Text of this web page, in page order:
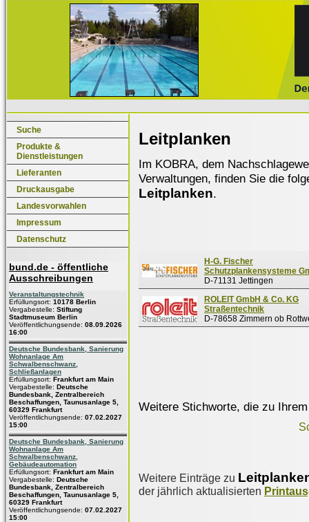
Suche
Produkte &
Dienstleistungen
Lieferanten
Druckausgabe
Landesvorwahlen
Impressum
Datenschutz
bund.de - öffentliche
Ausschreibungen
Veranstaltungstechnik
Erfüllungsort: 10178 Berlin
Vergabestelle: Stiftung
Stadtmuseum Berlin
Veröffentlichungsende: 08.09.2026
16:00
Deutsche Bundesbank, Sanierung
Wohnanlage Am
Schwalbenschwanz,
Schließanlagen
Erfüllungsort: Frankfurt am Main
Vergabestelle: Deutsche
Bundesbank, Zentralbereich
Beschaffungen, Taunusanlage 5,
60329 Frankfurt
Veröffentlichungsende: 07.02.2027
15:00
Deutsche Bundesbank, Sanierung
Wohnanlage Am
Schwalbenschwanz,
Gebäudeautomation
Erfüllungsort: Frankfurt am Main
Vergabestelle: Deutsche
Bundesbank, Zentralbereich
Beschaffungen, Taunusanlage 5,
60329 Frankfurt
Veröffentlichungsende: 07.02.2027
15:00
Leitplanken
Im KOBRA, dem
Verwaltungen, finden Sie die
Leitplanken.
H-G. Fischer
Schutzplankensysteme
D-71131 Jettingen
ROLEIT GmbH & Co. KG
Straßentechnik
D-78658 Zimmern ob
Weitere Stichworte, die zu
Weitere Einträge zu
der jährlich aktualisierten